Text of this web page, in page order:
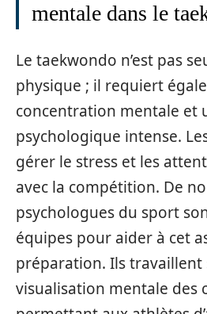
mentale dans le
Le taekwondo n’est pas
physique ; il requiert
concentration mentale et
psychologique intense.
gérer le stress et les
avec la compétition. De
psychologues du sport
équipes pour aider à cet
préparation. Ils travaillent
visualisation mentale des